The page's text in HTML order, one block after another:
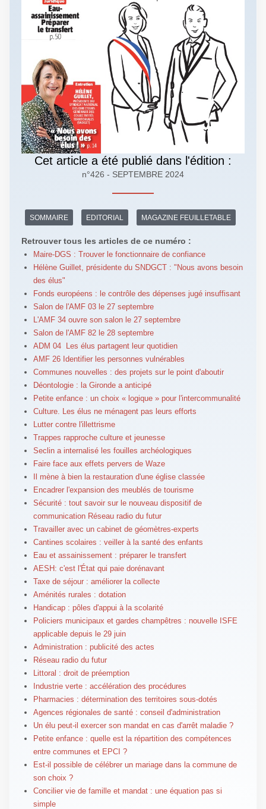
Cet article a été publié dans l'édition :
n°426 - SEPTEMBRE 2024
SOMMAIRE EDITORIAL MAGAZINE FEUILLETABLE
Retrouver tous les articles de ce numéro :
Maire-DGS : Trouver le fonctionnaire de confiance
Hélène Guillet, présidente du SNDGCT : "Nous avons besoin
des élus"
Fonds européens : le contrôle des dépenses jugé insuffisant
Salon de l'AMF 03 le 27 septembre
L'AMF 34 ouvre son salon le 27 septembre
Salon de l'AMF 82 le 28 septembre
ADM 04 Les élus partagent leur quotidien
AMF 26 Identifier les personnes vulnérables
Communes nouvelles : des projets sur le point d'aboutir
Déontologie : la Gironde a anticipé
Petite enfance : un choix « logique » pour l'intercommunalité
Culture. Les élus ne ménagent pas leurs efforts
Lutter contre l'illettrisme
Trappes rapproche culture et jeunesse
Seclin a internalisé les fouilles archéologiques
Faire face aux effets pervers de Waze
Il mène à bien la restauration d'une église classée
Encadrer l'expansion des meublés de tourisme
Sécurité : tout savoir sur le nouveau dispositif de
communication Réseau radio du futur
Travailler avec un cabinet de géomètres-experts
Cantines scolaires : veiller à la santé des enfants
Eau et assainissement : préparer le transfert
AESH: c'est l'État qui paie dorénavant
Taxe de séjour : améliorer la collecte
Aménités rurales : dotation
Handicap : pôles d'appui à la scolarité
Policiers municipaux et gardes champêtres : nouvelle ISFE
applicable depuis le 29 juin
Administration : publicité des actes
Réseau radio du futur
Littoral : droit de préemption
Industrie verte : accélération des procédures
Pharmacies : détermination des territoires sous-dotés
Agences régionales de santé : conseil d'administration
Un élu peut-il exercer son mandat en cas d'arrêt maladie ?
Petite enfance : quelle est la répartition des compétences
entre communes et EPCI ?
Est-il possible de célébrer un mariage dans la commune de
son choix ?
Concilier vie de famille et mandat : une équation pas si
simple